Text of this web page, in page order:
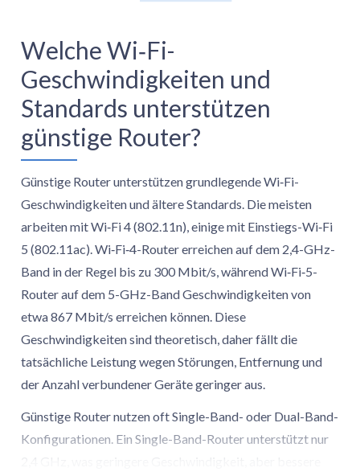
Welche Wi‑Fi-
Geschwindigkeiten und
Standards unterstützen
günstige Router?
Günstige Router unterstützen grundlegende Wi‑Fi-
Geschwindigkeiten und ältere Standards. Die meisten
arbeiten mit Wi‑Fi 4 (802.11n), einige mit Einstiegs-Wi‑Fi
5 (802.11ac). Wi‑Fi‑4-Router erreichen auf dem 2,4-GHz-
Band in der Regel bis zu 300 Mbit/s, während Wi‑Fi‑5-
Router auf dem 5-GHz-Band Geschwindigkeiten von
etwa 867 Mbit/s erreichen können. Diese
Geschwindigkeiten sind theoretisch, daher fällt die
tatsächliche Leistung wegen Störungen, Entfernung und
der Anzahl verbundener Geräte geringer aus.
Günstige Router nutzen oft Single-Band- oder Dual-Band-
Konfigurationen. Ein Single-Band-Router unterstützt nur
2,4 GHz, was geringere Geschwindigkeit, aber bessere